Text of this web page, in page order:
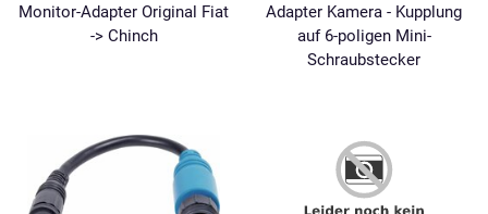
Monitor-Adapter Original Fiat
-> Chinch
Adapter Kamera - Kupplung
auf 6-poligen Mini-
Schraubstecker